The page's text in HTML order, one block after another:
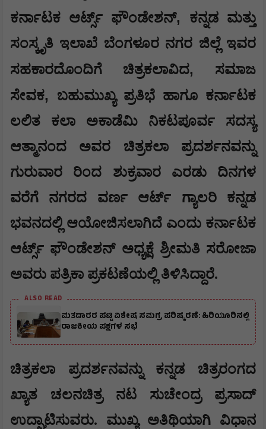
ಕರ್ನಾಟಕ ಆರ್ಟ್ಸ್ ಫೌಂಡೇಶನ್, ಕನ್ನಡ ಮತ್ತು
ಸಂಸ್ಕೃತಿ ಇಲಾಖೆ ಬೆಂಗಳೂರ ನಗರ ಜಿಲ್ಲೆ ಇವರ
ಸಹಕಾರದೊಂದಿಗೆ ಚಿತ್ರಕಲಾವಿದ, ಸಮಾಜ
ಸೇವಕ, ಬಹುಮುಖ್ಯ ಪ್ರತಿಭೆ ಹಾಗೂ ಕರ್ನಾಟಕ
ಲಲಿತ ಕಲಾ ಅಕಾಡೆಮಿ ನಿಕಟಪೂರ್ವ ಸದಸ್ಯ
ಆತ್ಮಾನಂದ ಅವರ ಚಿತ್ರಕಲಾ ಪ್ರದರ್ಶನವನ್ನು
ಗುರುವಾರ ರಿಂದ ಶುಕ್ರವಾರ ಎರಡು ದಿನಗಳ
ವರೆಗೆ ನಗರದ ವರ್ಣ ಆರ್ಟ್ ಗ್ಯಾಲರಿ ಕನ್ನಡ
ಭವನದಲ್ಲಿ ಆಯೋಜಿಸಲಾಗಿದೆ ಎಂದು ಕರ್ನಾಟಕ
ಆರ್ಟ್ಸ್ ಫೌಂಡೇಶನ್ ಅಧ್ಯಕ್ಷೆ ಶ್ರೀಮತಿ ಸರೋಜಾ
ಅವರು ಪತ್ರಿಕಾ ಪ್ರಕಟಣೆಯಲ್ಲಿ ತಿಳಿಸಿದ್ದಾರೆ.
ALSO READ
ಮತದಾರರ ಪಟ್ಟಿ ವಿಶೇಷ ಸಮಗ್ರ ಪರಿಷ್ಕರಣೆ: ಹಿರಿಯೂರಿನಲ್ಲಿ
ರಾಜಕೀಯ ಪಕ್ಷಗಳ ಸಭೆ
ಚಿತ್ರಕಲಾ ಪ್ರದರ್ಶನವನ್ನು ಕನ್ನಡ ಚಿತ್ರರಂಗದ
ಖ್ಯಾತ ಚಲನಚಿತ್ರ ನಟ ಸುಚೇಂದ್ರ ಪ್ರಸಾದ್
ಉದ್ಘಾಟಿಸುವರು. ಮುಖ್ಯ ಅತಿಥಿಯಾಗಿ ವಿಧಾನ